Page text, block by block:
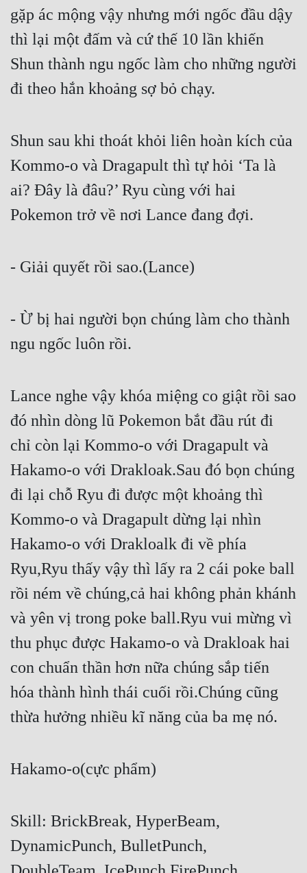
Dã Sử
Dị Giới
Gia Đấu
Góc Nhìn Nam
Góc Nhìn Nữ
Huyền Huyễn
Huyền Ảo
Khoa Huyễn Không Gian
Kinh Dị
Kiếm Hiệp
Kỳ Huyễn
Kỳ Ảo
Linh Dị
Làm Giàu
Mỹ Thực
Ngôn Tình
Nữ Cường
Phong Thủy - Tâm Linh
Phương Tây
gặp ác mộng vậy nhưng mới ngốc đầu dậy
thì lại một đấm và cứ thế 10 lần khiến
Shun thành ngu ngốc làm cho những người
đi theo hắn khoảng sợ bỏ chạy.
Shun sau khi thoát khỏi liên hoàn kích của
Kommo-o và Dragapult thì tự hỏi ‘Ta là
ai? Đây là đâu?’ Ryu cùng với hai
Pokemon trở về nơi Lance đang đợi.
- Giải quyết rồi sao.(Lance)
- Ừ bị hai người bọn chúng làm cho thành
ngu ngốc luôn rồi.
Lance nghe vậy khóa miệng co giật rồi sao
đó nhìn dòng lũ Pokemon bắt đầu rút đi
chỉ còn lại Kommo-o với Dragapult và
Hakamo-o với Drakloak.Sau đó bọn chúng
đi lại chỗ Ryu đi được một khoảng thì
Kommo-o và Dragapult dừng lại nhìn
Hakamo-o với Drakloalk đi về phía
Ryu,Ryu thấy vậy thì lấy ra 2 cái poke ball
rồi ném về chúng,cả hai không phản khánh
và yên vị trong poke ball.Ryu vui mừng vì
thu phục được Hakamo-o và Drakloak hai
con chuẩn thần hơn nữa chúng sắp tiến
hóa thành hình thái cuối rồi.Chúng cũng
thừa hưởng nhiều kĩ năng của ba mẹ nó.
Hakamo-o(cực phẩm)
Skill: BrickBreak, HyperBeam,
DynamicPunch, BulletPunch,